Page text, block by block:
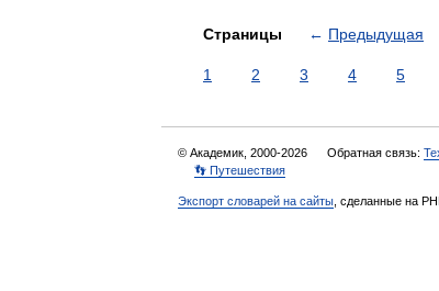
Страницы ← Предыдущая
1 2 3 4 5
© Академик, 2000-2026 Обратная связь:
👣 Путешествия
Экспорт словарей на сайты , сделанные на